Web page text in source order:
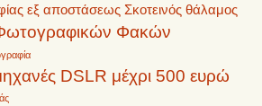
εξ αποστάσεως Σκοτεινός θάλαμος
Φακών
DSLR μέχρι 500 ευρώ